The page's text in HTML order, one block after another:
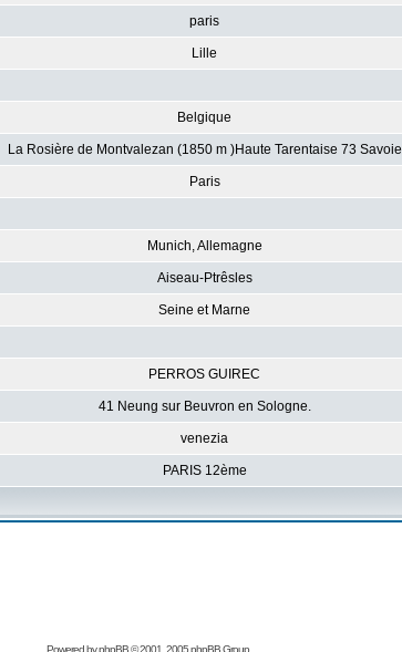
paris
Lille
Belgique
La Rosière de Montvalezan (1850 m )Haute Tarentaise 73 Savoie
Paris
Munich, Allemagne
Aiseau-Ptrêsles
Seine et Marne
PERROS GUIREC
41 Neung sur Beuvron en Sologne.
venezia
PARIS 12ème
Powered byphpBB© 2001, 2005 phpBB Group